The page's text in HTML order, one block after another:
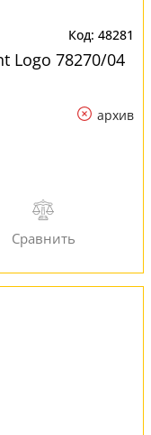
48281
Logo 78270/04
архив